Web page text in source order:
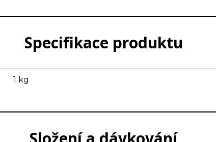
Specifikace produktu
1 kg